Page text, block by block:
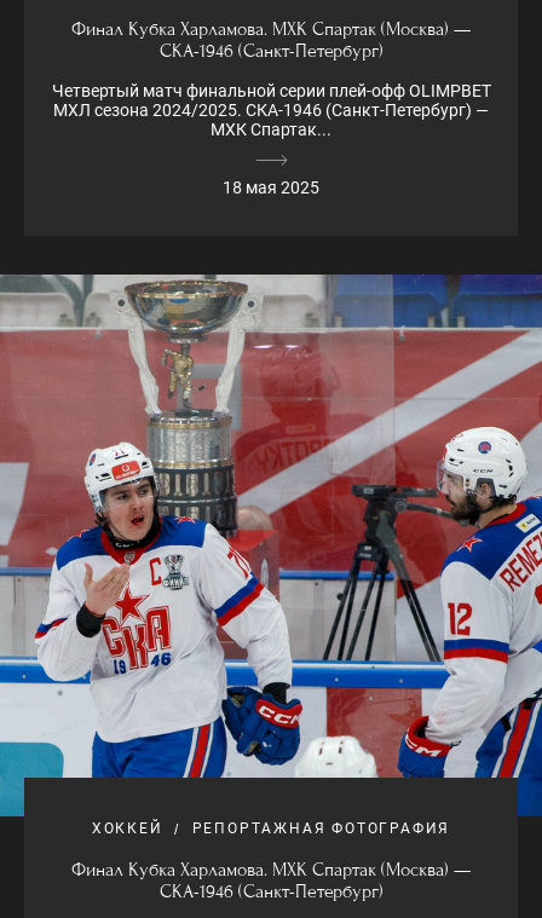
Финал Кубка Харламова. МХК Спартак (Москва) —
СКА-1946 (Санкт-Петербург)
Четвертый матч финальной серии плей-офф OLIMPBET
МХЛ сезона 2024/2025. СКА-1946 (Санкт-Петербург) —
МХК Спартак...
18 мая 2025
ХОККЕЙ РЕПОРТАЖНАЯ ФОТОГРАФИЯ
Финал Кубка Харламова. МХК Спартак (Москва) —
СКА-1946 (Санкт-Петербург)